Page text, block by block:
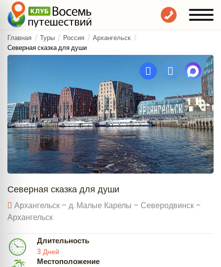
Главная Туры Россия
Архангельск
Северная сказка для души
Северная сказка для души
Архангельск – д. Малые Карелы – Северодвинск –
Архангельск
Длительность
3 Дней
Местоположение